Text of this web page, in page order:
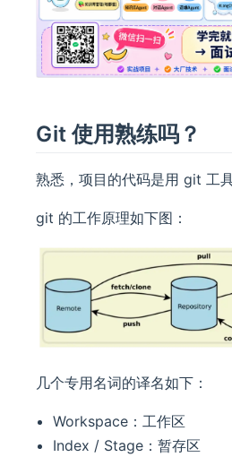
Git 使用熟练吗？
熟悉，项目的代码是用 git 工
git 的工作原理如下图：
几个专用名词的译名如下：
Workspace：工作区
Index / Stage：暂存区